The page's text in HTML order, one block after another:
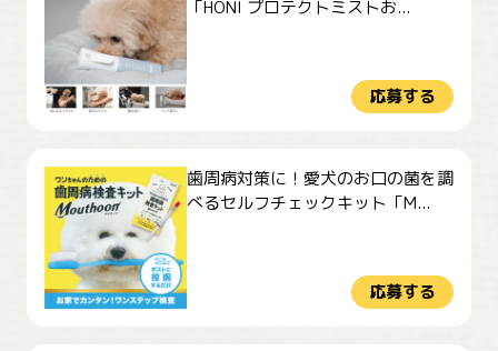
「HONI プロテクトミストお...
応募する
歯周病対策に！愛犬のお口の菌を調
べるセルフチェックキット「M...
応募する